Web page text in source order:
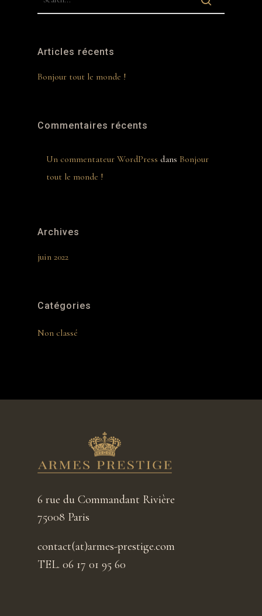
Articles récents
Bonjour tout le monde !
Commentaires récents
Un commentateur WordPress dans Bonjour
tout le monde !
Archives
juin 2022
Catégories
Non classé
6 rue du Commandant Rivière
75008 Paris
contact(at)armes-prestige.com
TEL. 06 17 01 95 60